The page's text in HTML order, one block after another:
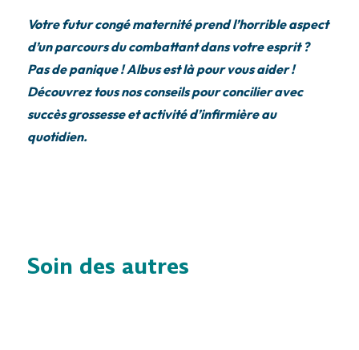
Votre futur congé maternité prend l’horrible aspect
d’un parcours du combattant dans votre esprit ?
Pas de panique ! Albus est là pour vous aider !
Découvrez tous nos conseils pour concilier avec
succès grossesse et activité d’infirmière au
quotidien.
Soin des autres